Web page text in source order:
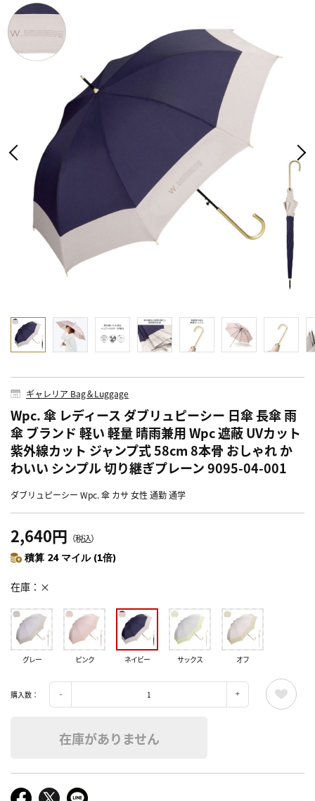
ギャレリア Bag＆Luggage
Wpc. 傘 レディース ダブリュピーシー 日傘 長傘 雨
傘 ブランド 軽い 軽量 晴雨兼用 Wpc 遮蔽 UVカット
紫外線カット ジャンプ式 58cm 8本骨 おしゃれ か
わいい シンプル 切り継ぎプレーン 9095-04-001
ダブリュピーシー Wpc. 傘 カサ 女性 通勤 通学
2,640円 （税込）
積算 24 マイル (1倍)
在庫 ×
グレー ピンク ネイビー サックス オフ
購入数：
在庫がありません